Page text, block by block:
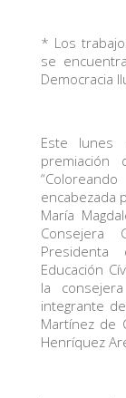
* Los
se
Democracia
Este lunes
premiación
encabezada
María
Consejera
Educación
la
integrante
Martínez de
Henríquez